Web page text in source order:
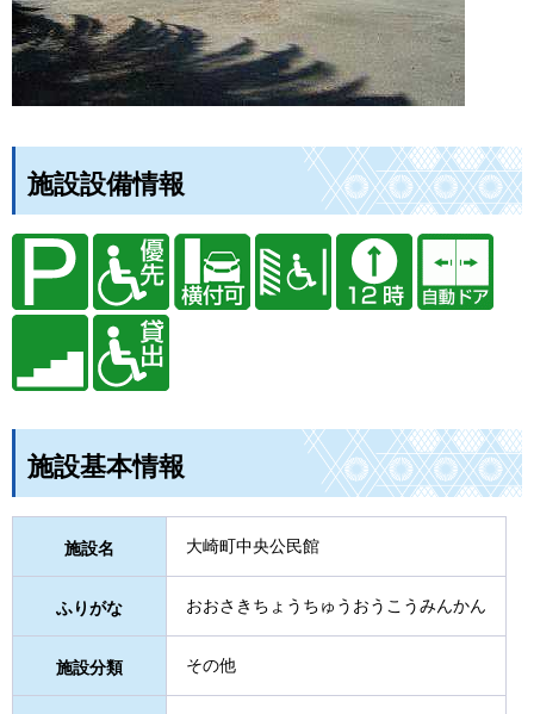
施設設備情報
施設基本情報
施設名 大崎町中央公民館
ふりがな おおさきちょうちゅうおうこうみんかん
施設分類 その他